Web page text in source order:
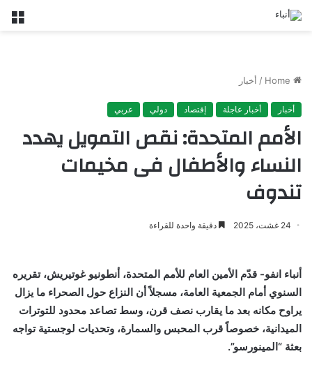
/ أخبار
أخبار أخبار عاجلة إقتصاد دولي عربي
الأمم المتحدة: نقص التمويل يهدد
النساء والأطفال فى مخيمات
تندوف
24 غشت، 2025 دقيقة واحدة للقراءة
أنباء انفو- قدّم الأمين العام للأمم المتحدة، أنطونيو غوتيريش، تقريره
السنوي أمام الجمعية العامة، مسجلاً أن النزاع حول الصحراء ما يزال
يراوح مكانه بعد ما يقارب نصف قرن، وسط تصاعد محدود للتوترات
الميدانية، خصوصاً قرب المحبس والسمارة، وتحديات لوجستية تواجه
بعثة “المينورسو”.